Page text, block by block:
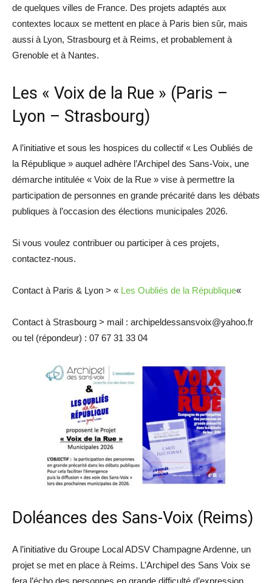
de quelques villes de France. Des projets adaptés aux
contextes locaux se mettent en place à Paris bien sûr, mais
aussi à Lyon, Strasbourg et à Reims, et probablement à
Grenoble et à Nantes.
Les « Voix de la Rue » (Paris –
Lyon – Strasbourg)
A l’initiative et sous les hospices du collectif « Les Oubliés de
la République » auquel adhère l’Archipel des Sans-Voix, une
démarche intitulée « Voix de la Rue » vise à permettre la
participation de personnes en grande précarité dans les débats
publiques à l’occasion des élections municipales 2026.
Si vous voulez contribuer ou participer à ces projets,
contactez-nous.
Contact à Paris & Lyon > « Les Oubliés de la République«
Contact à Strasbourg > mail : archipeldessansvoix@yahoo.fr
ou tel (répondeur) : 07 67 31 33 04
Doléances des Sans-Voix (Reims)
A l’initiative du Groupe Local ADSV Champagne Ardenne, un
projet se met en place à Reims. L’Archipel des Sans Voix se
fera l’écho des personnes en grande difficulté d’expression,